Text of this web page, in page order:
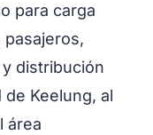
para carga
distribución
Keelung, al
área